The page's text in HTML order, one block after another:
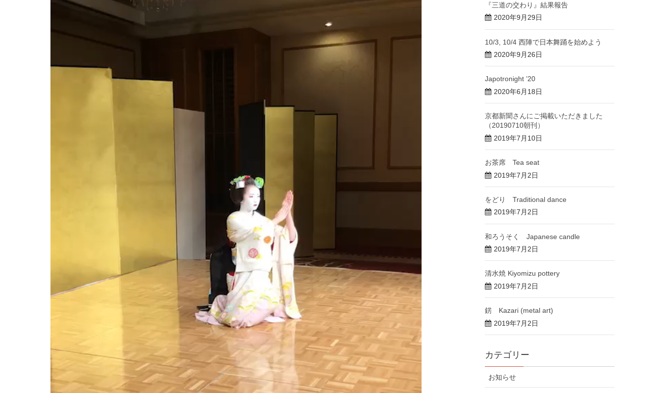
『三道の交わり』結果報告
2020年9月29日
10/3, 10/4 西陣で日本舞踊を始めよう
2020年9月26日
Japotronight ’20
2020年6月18日
京都新聞さんにご掲載いただきました
（20190710朝刊）
2019年7月10日
お茶席 Tea seat
2019年7月2日
をどり Traditional dance
2019年7月2日
和ろうそく Japanese candle
2019年7月2日
清水焼 Kiyomizu pottery
2019年7月2日
錺 Kazari (metal art)
2019年7月2日
カテゴリー
お知らせ